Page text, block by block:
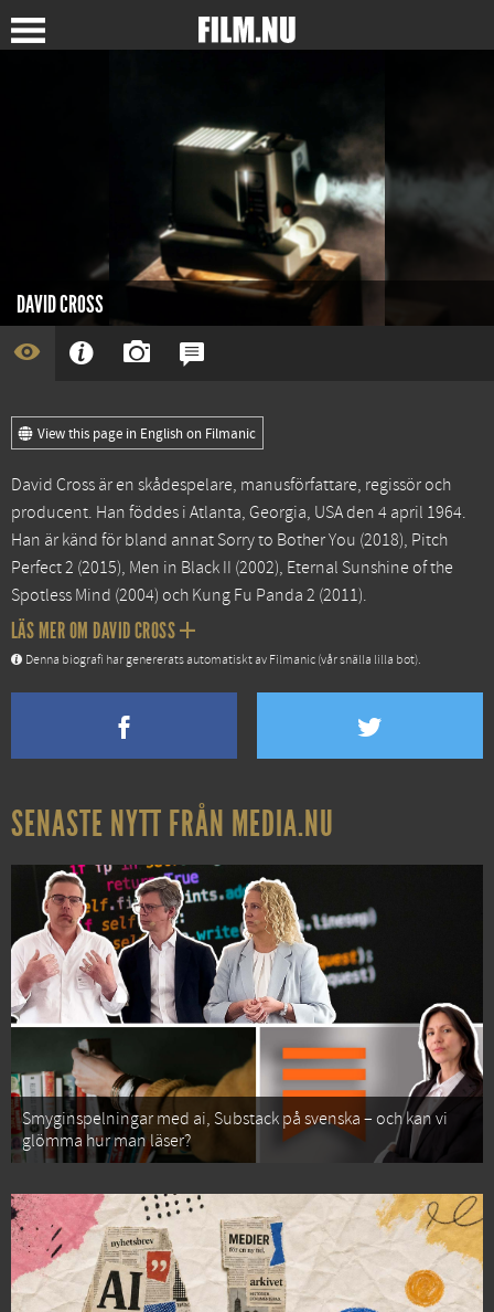
DAVID CROSS
View this page in English on Filmanic
David Cross är en skådespelare, manusförfattare, regissör och
producent. Han föddes i Atlanta, Georgia, USA den 4 april 1964.
Han är känd för bland annat Sorry to Bother You (2018), Pitch
Perfect 2 (2015), Men in Black II (2002), Eternal Sunshine of the
Spotless Mind (2004) och Kung Fu Panda 2 (2011).
LÄS MER OM DAVID CROSS
Denna biografi har genererats automatiskt av Filmanic (vår snälla lilla bot).
SENASTE NYTT FRÅN MEDIA.NU
Smyginspelningar med ai, Substack på svenska – och kan vi
glömma hur man läser?